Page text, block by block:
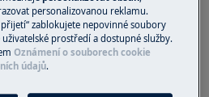
servisní
personalizovanou reklamu.
zablokujete nepovinné soubory
prostředí a dostupné služby.
Oznámení o souborech cookie
údajů.